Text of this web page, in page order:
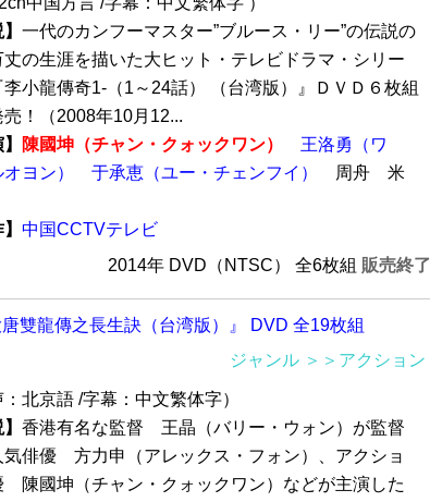
一代のカンフーマスター”ブルース・リー”の伝説の
丈の生涯を描いた大ヒット・テレビドラマ・シリー
李小龍傳奇1-（1～24話） （台湾版）』ＤＶＤ６枚組
売！（2008年10月12...
陳國坤（チャン・クォックワン）
王洛勇（ワ
ヨン）
于承恵（ユー・チェンフイ）
周舟 米
中国CCTVテレビ
2014年 DVD（NTSC） 全6枚組 販売終了
唐雙龍傳之長生訣（台湾版）』 DVD 全19枚組
ジャンル ＞＞アクション
：北京語 /字幕：中文繁体字）
香港有名な監督 王晶（バリー・ウォン）が監督
気俳優 方力申（アレックス・フォン）、アクショ
陳國坤（チャン・クォックワン）などが主演した